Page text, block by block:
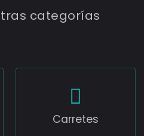
categorías
Carretes